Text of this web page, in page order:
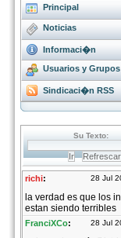
Principal
Noticias
Informaci�n
Usuarios y Grupos
Sindicaci�n RSS